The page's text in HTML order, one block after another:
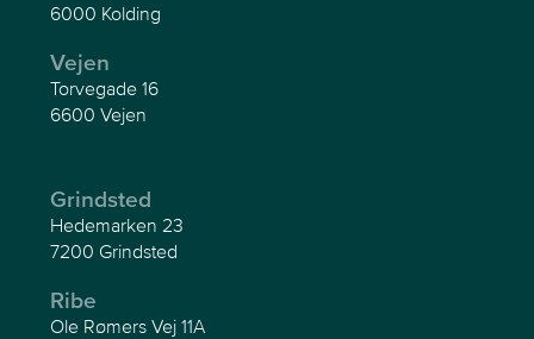
6000 Kolding
Vejen
Torvegade 16
6600 Vejen
Grindsted
Hedemarken 23
7200 Grindsted
Ribe
Ole Rømers Vej 11A